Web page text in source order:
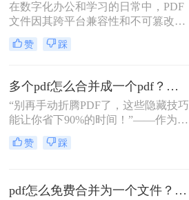
在数字化办公和学习的日常中，PDF
文件因其跨平台兼容性和不可篡改性
而广受欢迎。然而，当需要处理多个
PDF文件时，将它们合并成一个文件
并呢？本文将介绍三种合并PDF文件
的方法。
赞 踩
多个pdf怎么合并成一个pdf？小编亲测高效方法大公开！
“别再手动折腾PDF了，这些隐藏技巧
能让你省下90%的时间！”——作为从
事电脑办公软件测评多年的博主，小
编经常收到读者关于PDF合并的求
方法，帮你解决操作繁琐、安全隐忧
赞 踩
pdf怎么免费合并为一个文件？五种免费合并方法详解！